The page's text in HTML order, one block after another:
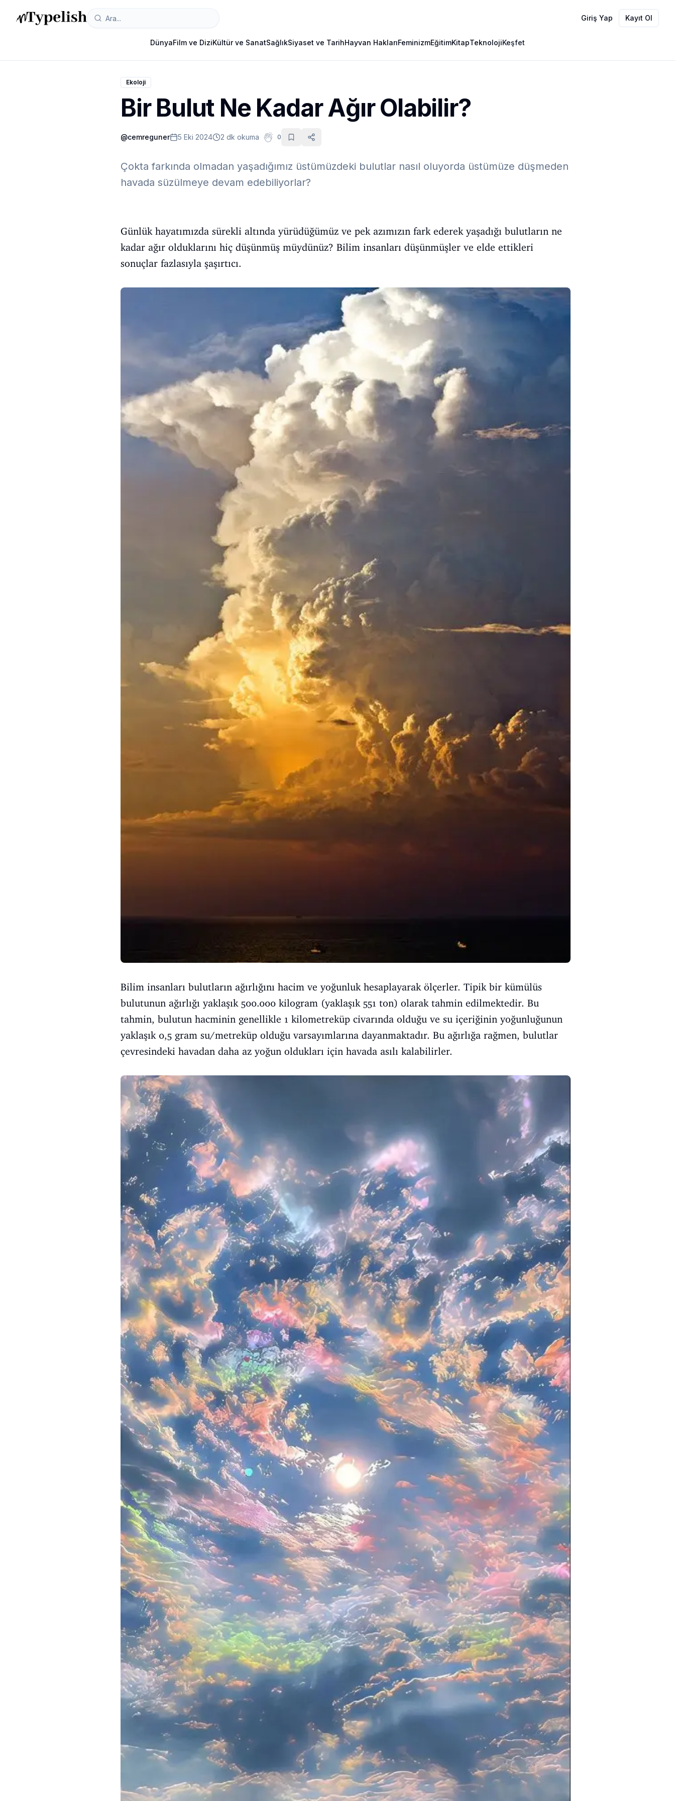
Giriş Yap Kayıt Ol
DünyaFilm ve DiziKültür ve SanatSağlıkSiyaset ve TarihHayvan HaklarıFeminizmEğitimKitapTeknolojiKeşfet
Ekoloji
Bir Bulut Ne Kadar Ağır Olabilir?
@cemreguner 5 Eki 2024 2 dk okuma 0
Çokta farkında olmadan yaşadığımız üstümüzdeki bulutlar nasıl oluyorda üstümüze düşmeden
havada süzülmeye devam edebiliyorlar?
Günlük hayatımızda sürekli altında yürüdüğümüz ve pek azımızın fark ederek yaşadığı bulutların ne
kadar ağır olduklarını hiç düşünmüş müydünüz? Bilim insanları düşünmüşler ve elde ettikleri
sonuçlar fazlasıyla şaşırtıcı.
Bilim insanları bulutların ağırlığını hacim ve yoğunluk hesaplayarak ölçerler. Tipik bir kümülüs
bulutunun ağırlığı yaklaşık 500.000 kilogram (yaklaşık 551 ton) olarak tahmin edilmektedir. Bu
tahmin, bulutun hacminin genellikle 1 kilometreküp civarında olduğu ve su içeriğinin yoğunluğunun
yaklaşık 0,5 gram su/metreküp olduğu varsayımlarına dayanmaktadır. Bu ağırlığa rağmen, bulutlar
çevresindeki havadan daha az yoğun oldukları için havada asılı kalabilirler.